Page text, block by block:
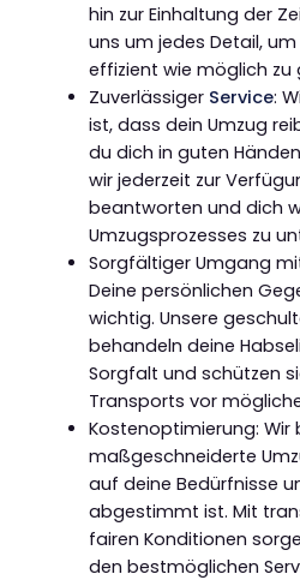
hin zur Einhaltung der
uns um jedes Detail,
effizient wie möglich zu
Zuverlässiger Service:
ist, dass dein Umzug
du dich in guten
wir jederzeit zur
beantworten und dich
Umzugsprozesses zu
Sorgfältiger Umgang
Deine persönlichen
wichtig. Unsere
behandeln deine
Sorgfalt und schützen
Transports vor
Kostenoptimierung: Wir
maßgeschneiderte
auf deine Bedürfnisse
abgestimmt ist. Mit
fairen Konditionen
den bestmöglichen